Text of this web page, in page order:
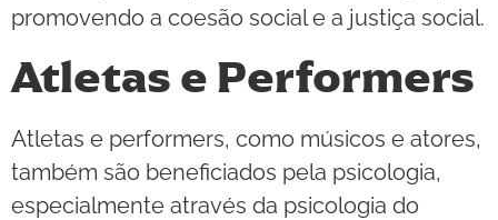
promovendo a coesão social e a justiça social.
Atletas e Performers
Atletas e performers, como músicos e atores,
também são beneficiados pela psicologia,
especialmente através da psicologia do